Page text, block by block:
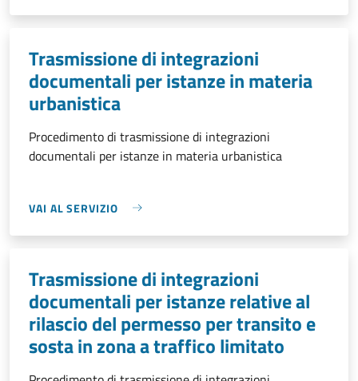
Trasmissione di integrazioni
documentali per istanze in materia
urbanistica
Procedimento di trasmissione di integrazioni
documentali per istanze in materia urbanistica
VAI AL SERVIZIO
Trasmissione di integrazioni
documentali per istanze relative al
rilascio del permesso per transito e
sosta in zona a traffico limitato